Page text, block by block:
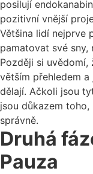
posilují
pozitivní vnější
Většina lidí nejprve
pamatovat své
Později si uvědomí,
větším přehledem
dělají. Ačkoli jsou
jsou důkazem
správně.
Druhá
Pauza